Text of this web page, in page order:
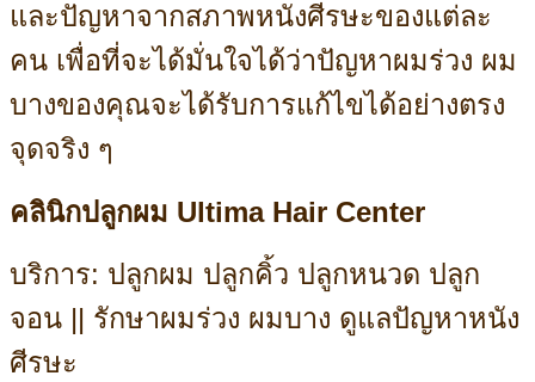
และปัญหาจากสภาพหนังศีรษะของแต่ละ
คน เพื่อที่จะได้มั่นใจได้ว่าปัญหาผมร่วง ผม
บางของคุณจะได้รับการแก้ไขได้อย่างตรง
จุดจริง ๆ
คลินิกปลูกผม Ultima Hair Center
บริการ: ปลูกผม ปลูกคิ้ว ปลูกหนวด ปลูก
จอน || รักษาผมร่วง ผมบาง ดูแลปัญหาหนัง
ศีรษะ